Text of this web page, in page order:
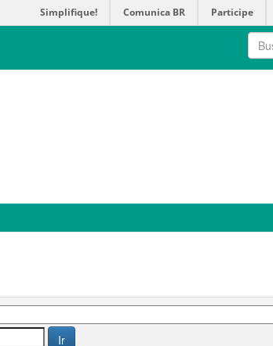
Simplifique! Comunica BR Participe